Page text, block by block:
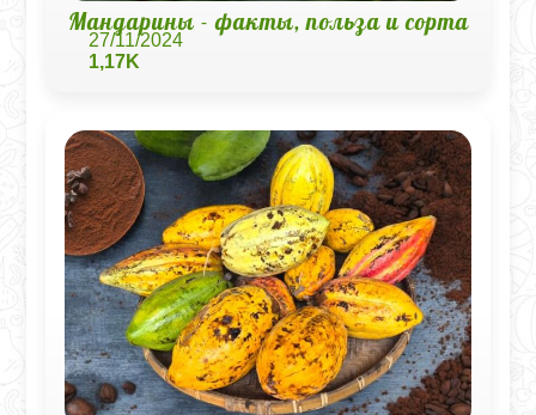
Мандарины - факты, польза и сорта
27/11/2024
1,17K